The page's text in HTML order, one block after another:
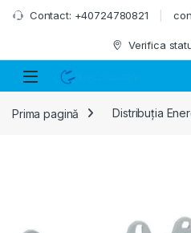
Skip to navigation
Skip to content
Contact: +40724780821
Verifica
Prima pagină Distribuția